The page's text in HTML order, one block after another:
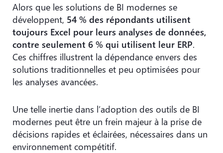
Alors que les solutions de BI modernes se
développent, 54 % des répondants utilisent
toujours Excel pour leurs analyses de données,
contre seulement 6 % qui utilisent leur ERP.
Ces chiffres illustrent la dépendance envers des
solutions traditionnelles et peu optimisées pour
les analyses avancées.
Une telle inertie dans l’adoption des outils de BI
modernes peut être un frein majeur à la prise de
décisions rapides et éclairées, nécessaires dans un
environnement compétitif.